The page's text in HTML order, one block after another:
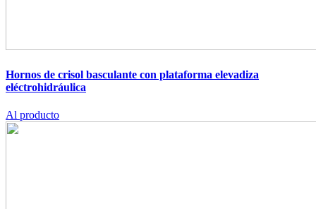
Hornos de crisol basculante con plataforma elevadiza
eléctrohidráulica
Al producto